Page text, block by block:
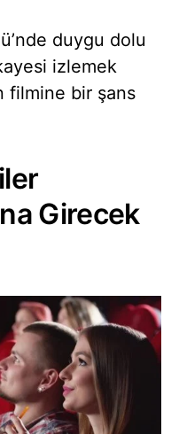
duygu dolu
izlemek
filmine bir şans
Girecek